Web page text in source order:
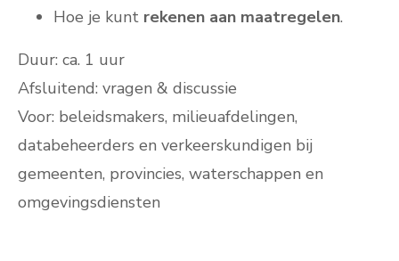
Hoe je kunt rekenen aan maatregelen.
Duur: ca. 1 uur
Afsluitend: vragen & discussie
Voor: beleidsmakers, milieuafdelingen,
databeheerders en verkeerskundigen bij
gemeenten, provincies, waterschappen en
omgevingsdiensten